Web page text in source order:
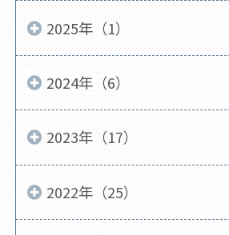
2025年（1）
2024年（6）
2023年（17）
2022年（25）